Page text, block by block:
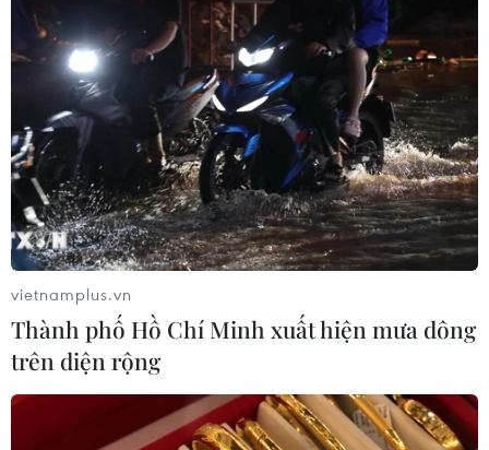
vietnamplus.vn
Thành phố Hồ Chí Minh xuất hiện mưa dông
trên diện rộng